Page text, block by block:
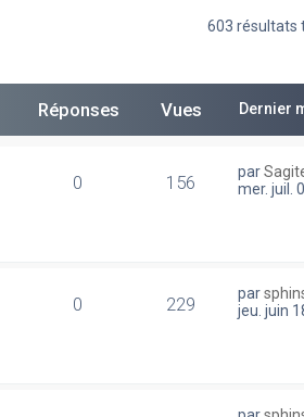
603 résultats
Réponses Vues Dernier
0 156 par
mer. juil.
0 229 par
jeu. juin